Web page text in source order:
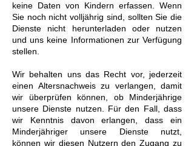
keine Daten von Kindern erfassen. Wenn
Sie noch nicht volljährig sind, sollten Sie die
Dienste nicht herunterladen oder nutzen
und uns keine Informationen zur Verfügung
stellen.
Wir behalten uns das Recht vor, jederzeit
einen Altersnachweis zu verlangen, damit
wir überprüfen können, ob Minderjährige
unsere Dienste nutzen. Für den Fall, dass
wir Kenntnis davon erlangen, dass ein
Minderjähriger unsere Dienste nutzt,
können wir diesen Nutzern den Zugang zu